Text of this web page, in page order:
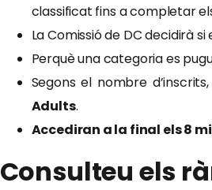
classificat fins a completar
La Comissió de DC decidirà
Perquè una categoria es
Segons el nombre
Adults.
Accediran a la final els 8
Consulteu els